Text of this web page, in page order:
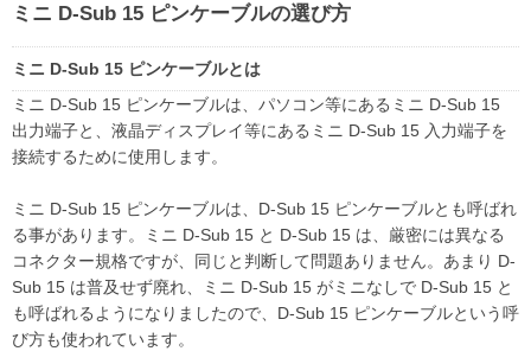
ミニ D-Sub 15 ピンケーブルの選び方
ミニ D-Sub 15 ピンケーブルとは
ミニ D-Sub 15 ピンケーブルは、パソコン等にあるミニ D-Sub 15
出力端子と、液晶ディスプレイ等にあるミニ D-Sub 15 入力端子を
接続するために使用します。
ミニ D-Sub 15 ピンケーブルは、D-Sub 15 ピンケーブルとも呼ばれ
る事があります。ミニ D-Sub 15 と D-Sub 15 は、厳密には異なる
コネクター規格ですが、同じと判断して問題ありません。あまり D-
Sub 15 は普及せず廃れ、ミニ D-Sub 15 がミニなしで D-Sub 15 と
も呼ばれるようになりましたので、D-Sub 15 ピンケーブルという呼
び方も使われています。